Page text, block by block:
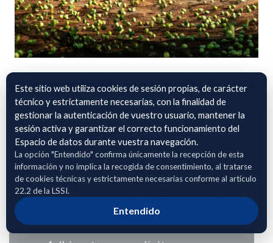
OLIVAR SEMILLAS MARTIN SLU
El archivo adjunto contiene información georreferenciada
correspondiente a parcelas de cultivo de olivar, incluyendo la
identificación SIGPAC mediante polígono, parcela y recinto,
su localización geográfica precisa, la superficie cultivada
asociada a cada unidad de explotación y el régimen de
tenencia del cultivo (secano o regadío). Estos datos permiten
caracterizar de forma detallada la distribución territorial del
olivar y su tipología productiva.
Este sitio web utiliza cookies de sesión propias, de carácter
técnico y estrictamente necesarias, con la finalidad de
gestionar la autenticación de vuestro usuario, mantener la
sesión activa y garantizar el correcto funcionamiento del
Espacio de datos durante vuestra navegación.
La opción "Entendido" confirma únicamente la recepción de esta
información y no implica la recogida de consentimiento, al tratarse
de cookies técnicas y estrictamente necesarias conforme al artículo
22.2 de la LSSI.
Entendido